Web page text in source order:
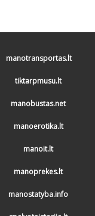
manotransportas.lt
tiktarpmusu.lt
manobustas.net
manoerotika.lt
manoit.lt
manoprekes.lt
manostatyba.info